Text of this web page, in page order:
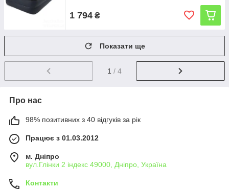
1 794 ₴
Показати ще
1 / 4
Про нас
98% позитивних з 40 відгуків за рік
Працює з 01.03.2012
м. Дніпро
вул.Глінки 2 індекс 49000, Дніпро, Україна
Контакти